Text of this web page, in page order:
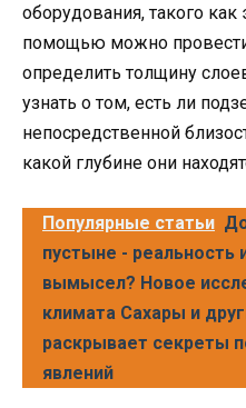
оборудования, такого
помощью можно
определить толщину
узнать о том, есть ли
непосредственной
какой глубине они
Популярные статьи
пустыне - реальность
вымысел? Новое
климата Сахары и
раскрывает секреты
явлений